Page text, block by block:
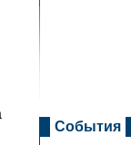
События